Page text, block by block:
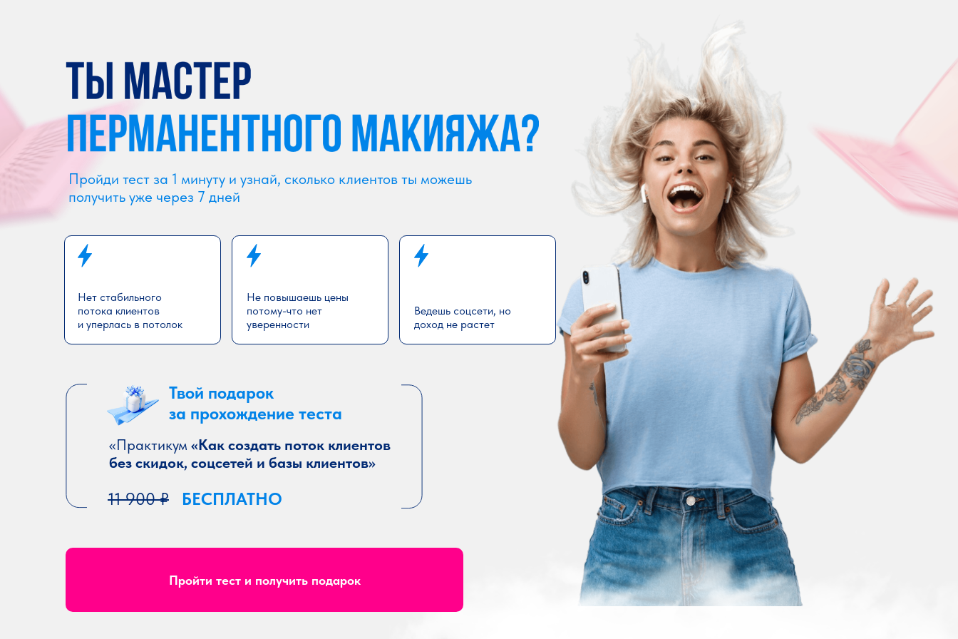
Пройди тест за 1 минуту и узнай, сколько клиентов ты можешь
получить уже через 7 дней
Пройти тест и получить подарок
Не повышаешь цены
потому-что нет
уверенности
Ведешь соцсети, но
доход не растет
Нет стабильного
потока клиентов
и уперлась в потолок
«Практикум «Как создать поток клиентов
без скидок, соцсетей и базы клиентов»
Твой подарок
за прохождение теста
11 900 ₽ БЕСПЛАТНО